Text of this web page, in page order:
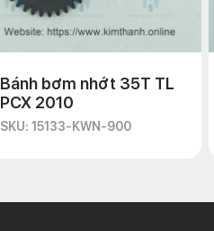
Bánh bơm nhớt 35T TL
PCX 2010
SKU: 15133-KWN-900